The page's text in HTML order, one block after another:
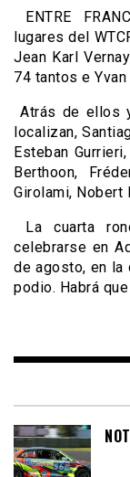
ENTRE
lugares del
Jean Karl
74 tantos e
Atrás de ellos
localizan,
Esteban
Berthoon,
Girolami, Nobert
La cuarta
celebrarse en
de agosto, en la
podio. Habrá